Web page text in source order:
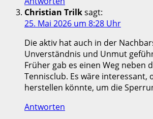
Christian Trilksagt:
25. Mai 2026 um 8:28 Uhr
Die aktiv hat auch in der
Unverständnis und Unmut
Früher gab es einen Weg neben
Tennisclub. Es wäre interessant,
herstellen könnte, um die
Antworten